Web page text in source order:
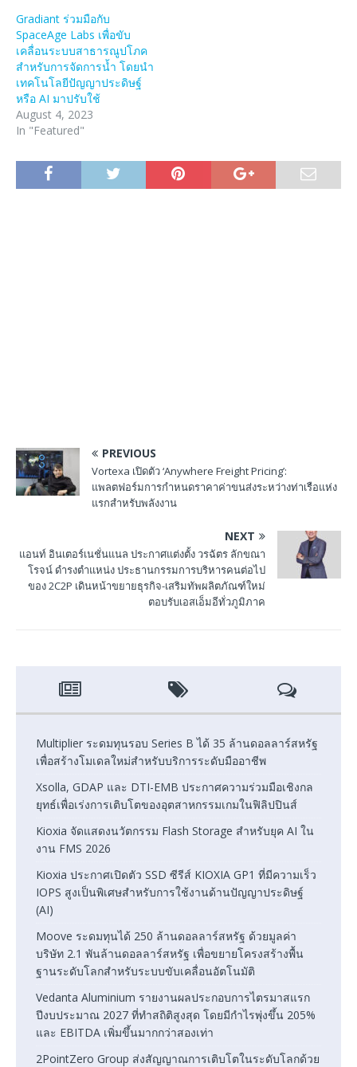
Gradiant ร่วมมือกับ
SpaceAge Labs เพื่อขับ
เคลื่อนระบบสาธารณูปโภค
สำหรับการจัดการน้ำ โดยนำ
เทคโนโลยีปัญญาประดิษฐ์
หรือ AI มาปรับใช้
August 4, 2023
In "Featured"
PREVIOUS
Vortexa เปิดตัว ‘Anywhere Freight Pricing’:
แพลตฟอร์มการกำหนดราคาค่าขนส่งระหว่างท่าเรือแห่ง
แรกสำหรับพลังงาน
NEXT
แอนท์ อินเตอร์เนชั่นแนล ประกาศแต่งตั้ง วรฉัตร ลักขณา
โรจน์ ดำรงตำแหน่ง ประธานกรรมการบริหารคนต่อไป
ของ 2C2P เดินหน้าขยายธุรกิจ-เสริมทัพผลิตภัณฑ์ใหม่
ตอบรับเอสเอ็มอีทั่วภูมิภาค
Multiplier ระดมทุนรอบ Series B ได้ 35 ล้านดอลลาร์สหรัฐ
เพื่อสร้างโมเดลใหม่สำหรับบริการระดับมืออาชีพ
Xsolla, GDAP และ DTI-EMB ประกาศความร่วมมือเชิงกล
ยุทธ์เพื่อเร่งการเติบโตของอุตสาหกรรมเกมในฟิลิปปินส์
Kioxia จัดแสดงนวัตกรรม Flash Storage สำหรับยุค AI ใน
งาน FMS 2026
Kioxia ประกาศเปิดตัว SSD ซีรีส์ KIOXIA GP1 ที่มีความเร็ว
IOPS สูงเป็นพิเศษสำหรับการใช้งานด้านปัญญาประดิษฐ์
(AI)
Moove ระดมทุนได้ 250 ล้านดอลลาร์สหรัฐ ด้วยมูลค่า
บริษัท 2.1 พันล้านดอลลาร์สหรัฐ เพื่อขยายโครงสร้างพื้น
ฐานระดับโลกสำหรับระบบขับเคลื่อนอัตโนมัติ
Vedanta Aluminium รายงานผลประกอบการไตรมาสแรก
ปีงบประมาณ 2027 ที่ทำสถิติสูงสุด โดยมีกำไรพุ่งขึ้น 205%
และ EBITDA เพิ่มขึ้นมากกว่าสองเท่า
2PointZero Group ส่งสัญญาณการเติบโตในระดับโลกด้วย